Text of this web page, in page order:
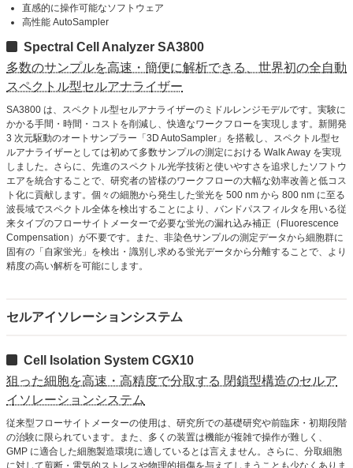
直感的に操作可能なソフトウェア
高性能 AutoSampler
Spectral Cell Analyzer SA3800
多数のサンプルを高速・簡便に解析できる、世界初の全自動
スペクトル型セルアナライザー
SA3800 は、スペクトル型セルアナライザーのミドルレンジモデルです。実験に
かかる手間・時間・コストを削減し、快適なワークフローを実現します。新開発
3 次元駆動のオートサンプラー「3D AutoSampler」を搭載し、スペクトル型セ
ルアナライザーとしては初めて多数サンプルの測定における Walk Away を実現
しました。さらに、先進のスペクトル光学技術と使いやすさを追求したソフトウ
エアを統合することで、研究者の皆様のワークフローの大幅な効率改善と低コス
ト化に貢献します。個々の細胞から発生した蛍光を 500 nm から 800 nm に至る
波長域でスペクトル全体を検出することにより、バンドパスフィルタを用いる従
来タイプのフローサイトメーターで必要な蛍光の漏れ込み補正（Fluorescence
Compensation）が不要です。また、非染色サンプルの測定データから細胞群に
固有の「自家蛍光」を検出・識別し求める蛍光データから分離することで、より
精度の高い解析を可能にします。
セルアイソレーションシステム
Cell Isolation System CGX10
狙った細胞を高速・高精度で分取する 閉鎖型構造のセルア
イソレーションシステム
従来型フローサイトメーターの使用は、研究所での基礎研究や前臨床・初期段階
の治験に限られています。また、多くの装置は機能が複雑で操作が難しく、
GMP に適合した細胞製造環境に適しているとは言えません。さらに、分取細胞
に対して剪断・電気的ストレスや物理的損傷を与えてしまうことも少なくありま